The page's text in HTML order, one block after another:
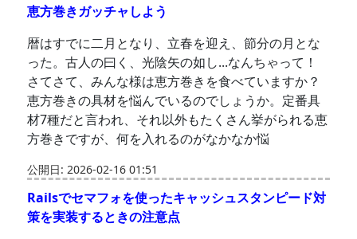
恵方巻きガッチャしよう
暦はすでに二月となり、立春を迎え、節分の月とな
った。古人の曰く、光陰矢の如し...なんちゃって！
さてさて、みんな様は恵方巻きを食べていますか？
恵方巻きの具材を悩んでいるのでしょうか。定番具
材7種だと言われ、それ以外もたくさん挙がられる恵
方巻きですが、何を入れるのがなかなか悩
公開日: 2026-02-16 01:51
Railsでセマフォを使ったキャッシュスタンピード対
策を実装するときの注意点